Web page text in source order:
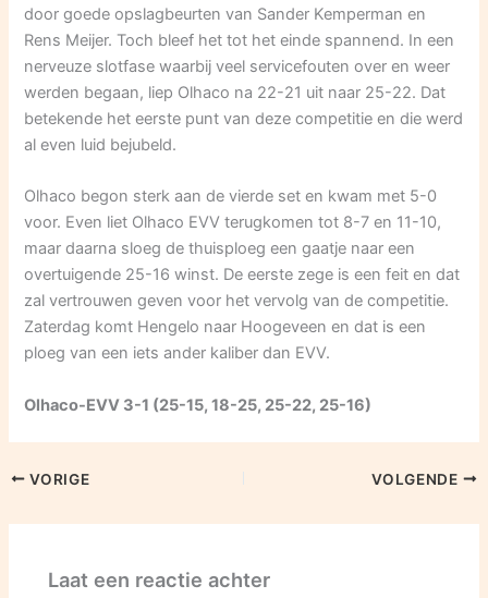
door goede opslagbeurten van Sander Kemperman en
Rens Meijer. Toch bleef het tot het einde spannend. In een
nerveuze slotfase waarbij veel servicefouten over en weer
werden begaan, liep Olhaco na 22-21 uit naar 25-22. Dat
betekende het eerste punt van deze competitie en die werd
al even luid bejubeld.
Olhaco begon sterk aan de vierde set en kwam met 5-0
voor. Even liet Olhaco EVV terugkomen tot 8-7 en 11-10,
maar daarna sloeg de thuisploeg een gaatje naar een
overtuigende 25-16 winst. De eerste zege is een feit en dat
zal vertrouwen geven voor het vervolg van de competitie.
Zaterdag komt Hengelo naar Hoogeveen en dat is een
ploeg van een iets ander kaliber dan EVV.
Olhaco-EVV 3-1 (25-15, 18-25, 25-22, 25-16)
VORIGE VOLGENDE
Laat een reactie achter